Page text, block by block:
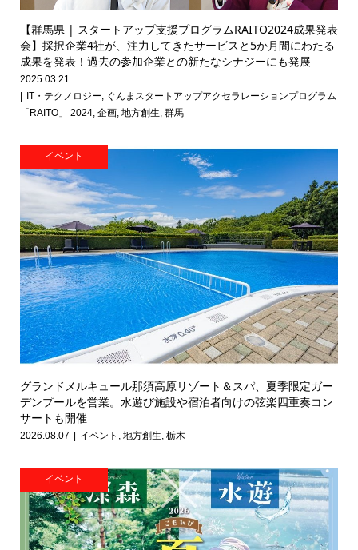
【群馬県 | スタートアップ支援プログラムRAITO2024成果発表
会】採択企業4社が、注力してきたサービスと5か月間にわたる
成果を発表！過去の参加企業との新たなシナジーにも発展
2025.03.21
IT・テクノロジー, ぐんまスタートアップアクセラレーションプログラム
「RAITO」 2024, 企画, 地方創生, 群馬
イベント
グランドメルキュール那須高原リゾート＆スパ、夏季限定ガー
デンプールを営業。水遊び施設や宿泊者向けの弦楽四重奏コン
サートも開催
2026.08.07 イベント , 地方創生, 栃木
イベント